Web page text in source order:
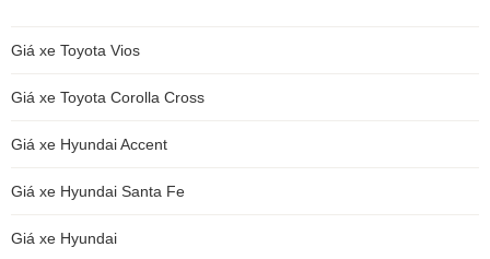
Giá xe Toyota Vios
Giá xe Toyota Corolla Cross
Giá xe Hyundai Accent
Giá xe Hyundai Santa Fe
Giá xe Hyundai